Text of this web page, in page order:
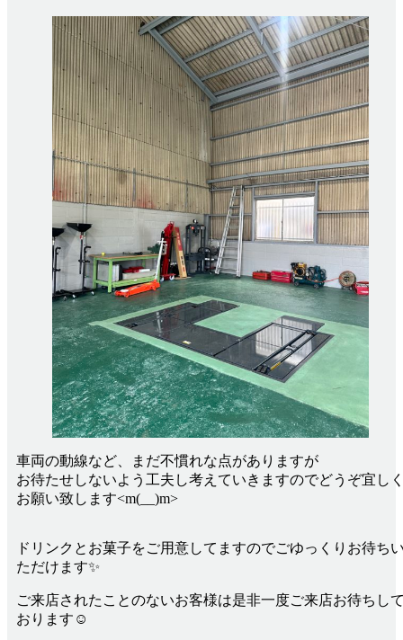
車両の動線など、まだ不慣れな点がありますが
お待たせしないよう工夫し考えていきますのでどうぞ宜し
お願い致します<m(__)m>
ドリンクとお菓子をご用意してますのでごゆっくりお待ち
ただけます✨
ご来店されたことのないお客様は是非一度ご来店お待ちし
おります☺